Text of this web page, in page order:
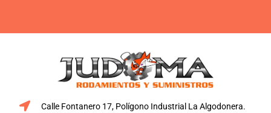
Calle Fontanero 17, Polígono Industrial La Algodonera.